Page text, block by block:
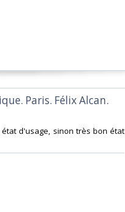
Paris. Félix Alcan.
état d'usage, sinon très bon état